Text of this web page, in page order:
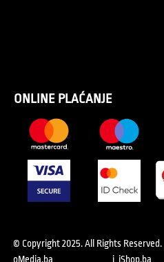
ONLINE PLAĆANJE
© Copyright 2025. All Rights Reserved.
oMedia.ba
i iShop.ba